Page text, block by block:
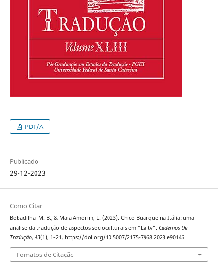
PDF/A
Publicado
29-12-2023
Como Citar
Bobadilha, M. B., & Maia Amorim, L. (2023). Chico Buarque na Itália: uma
análise da tradução de aspectos socioculturais em “La tv”. Cadernos De
Tradução, 43(1), 1–21. https://doi.org/10.5007/2175-7968.2023.e90146
Fomatos de Citação